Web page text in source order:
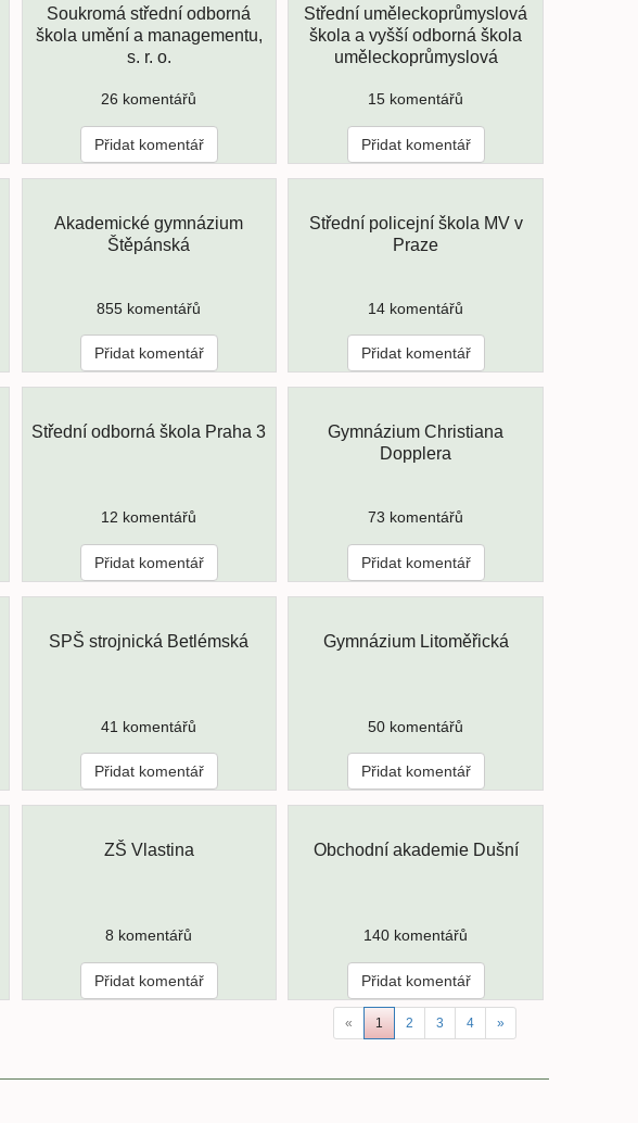
Soukromá střední odborná
škola umění a managementu,
s. r. o.
26 komentářů
Přidat komentář
Střední uměleckoprůmyslová
škola a vyšší odborná škola
uměleckoprůmyslová
15 komentářů
Přidat komentář
Akademické gymnázium
Štěpánská
855 komentářů
Přidat komentář
Střední policejní škola MV v
Praze
14 komentářů
Přidat komentář
Střední odborná škola Praha 3
12 komentářů
Přidat komentář
Gymnázium Christiana
Dopplera
73 komentářů
Přidat komentář
SPŠ strojnická Betlémská
41 komentářů
Přidat komentář
Gymnázium Litoměřická
50 komentářů
Přidat komentář
ZŠ Vlastina
8 komentářů
Přidat komentář
Obchodní akademie Dušní
140 komentářů
Přidat komentář
« 1 2 3 4 »